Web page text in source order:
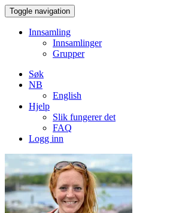
Toggle navigation
Innsamling
Innsamlinger
Grupper
Søk
NB
English
Hjelp
Slik fungerer det
FAQ
Logg inn